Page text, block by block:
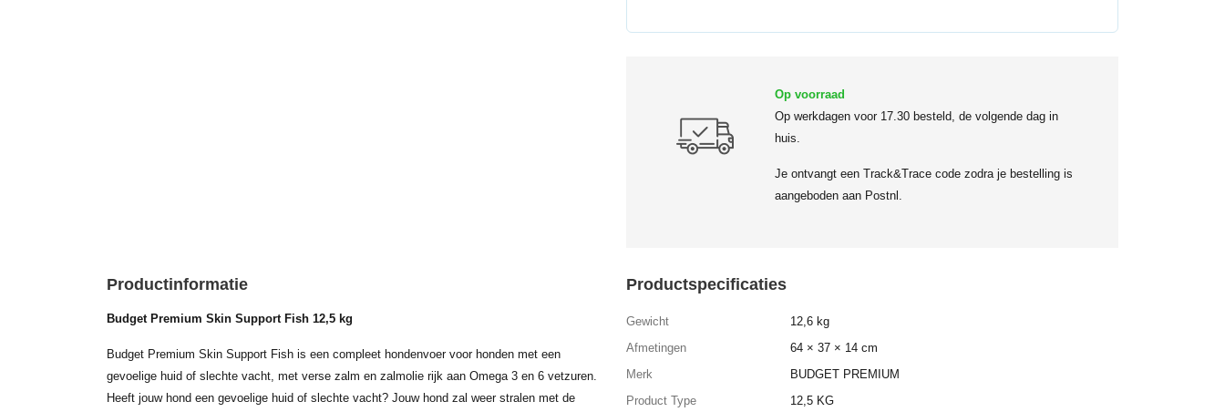
Op voorraad
Op werkdagen voor 17.30 besteld, de volgende dag in
huis.
Je ontvangt een Track&Trace code zodra je bestelling is
aangeboden aan Postnl.
Productinformatie
Budget Premium Skin Support Fish 12,5 kg
Budget Premium Skin Support Fish is een compleet hondenvoer voor honden met een
gevoelige huid of slechte vacht, met verse zalm en zalmolie rijk aan Omega 3 en 6 vetzuren.
Heeft jouw hond een gevoelige huid of slechte vacht? Jouw hond zal weer stralen met de
Productspecificaties
Gewicht
12,6 kg
Afmetingen
64 × 37 × 14 cm
Merk
BUDGET PREMIUM
Product Type
12,5 KG